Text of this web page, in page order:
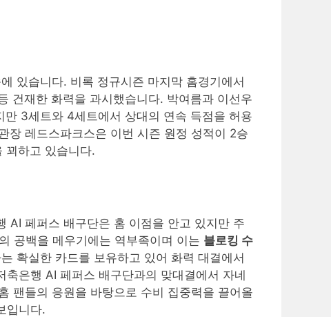
있습니다. 비록 정규시즌 마지막 홈경기에서
건재한 화력을 과시했습니다. 박여름과 이선우
3세트와 4세트에서 상대의 연속 득점을 허용
장 레드스파크스은 이번 시즌 원정 성적이 2승
꾀하고 있습니다.
AI 페퍼스 배구단은 홈 이점을 안고 있지만 주
공백을 메우기에는 역부족이며 이는 블로킹 수
확실한 카드를 보유하고 있어 화력 대결에서
은행 AI 페퍼스 배구단과의 맞대결에서 자네
팬들의 응원을 바탕으로 수비 집중력을 끌어올
입니다.